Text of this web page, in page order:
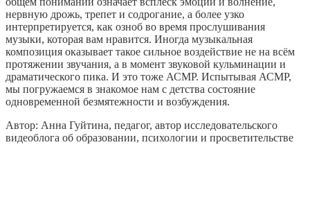
нервную дрожь, трепет и содрогание, а более узко
интерпретируется, как озноб во время прослушивания
музыки, которая вам нравится. Иногда музыкальная
композиция оказывает такое сильное воздействие не на всём
протяжении звучания, а в момент звуковой кульминации и
драматического пика. И это тоже АСМР. Испытывая АСМР,
мы погружаемся в знакомое нам с детства состояние
одновременной безмятежности и возбуждения.
Автор: Анна Гуйтина, педагог, автор исследовательского
видеоблога об образовании, психологии и просветительстве